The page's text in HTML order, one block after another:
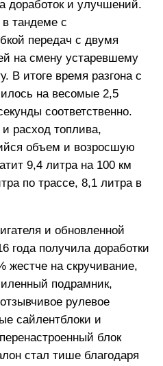
доработок и улучшений.
в тандеме с
передач с двумя
на смену устаревшему
В итоге время разгона с
на весомые 2,5
соответственно.
расход топлива,
объем и возросшую
9,4 литра на 100 км
по трассе, 8,1 литра в
и обновленной
года получила доработки
жестче на скручивание,
подрамник,
рулевое
сайлентблоки и
блок
стал тише благодаря